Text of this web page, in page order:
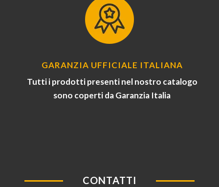
GARANZIA UFFICIALE ITALIANA
Tutti i prodotti presenti nel nostro catalogo
sono coperti da Garanzia Italia
CONTATTI